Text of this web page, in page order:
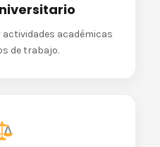
académicas
de trabajo.